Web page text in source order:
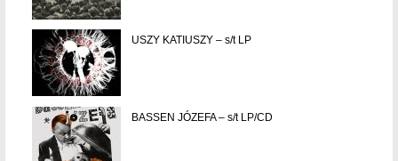
USZY KATIUSZY – s/t LP
BASSEN JÓZEFA – s/t LP/CD